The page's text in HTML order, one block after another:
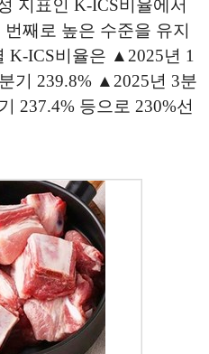
지표인 K-ICS비율에서
째로 높은 수준을 유지
K-ICS비율은 ▲2025년 1
기 239.8% ▲2025년 3분
237.4% 등으로 230%선